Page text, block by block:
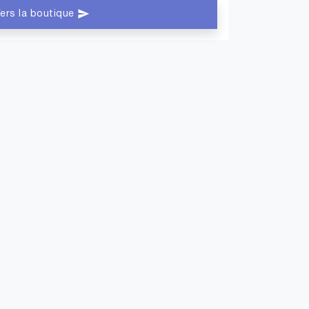
la boutique